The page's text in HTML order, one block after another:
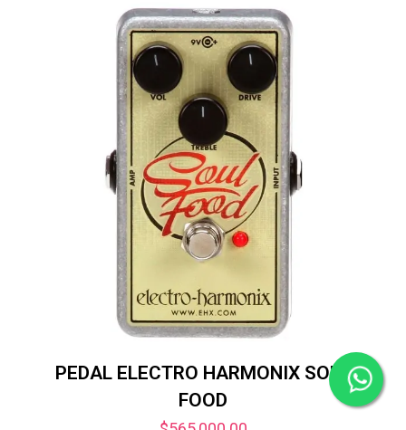
PEDAL ELECTRO HARMONIX SOUL
FOOD